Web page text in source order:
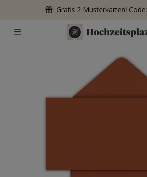
Gratis 2 Musterkarten! Code: